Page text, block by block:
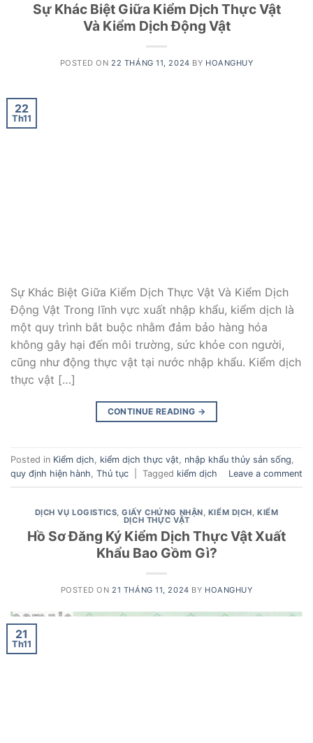
Sự Khác Biệt Giữa Kiểm Dịch Thực Vật
Và Kiểm Dịch Động Vật
POSTED ON22 THÁNG 11, 2024 BY HOANGHUY
22
Th11
Sự Khác Biệt Giữa Kiểm Dịch Thực Vật Và Kiểm Dịch
Động Vật Trong lĩnh vực xuất nhập khẩu, kiểm dịch là
một quy trình bắt buộc nhằm đảm bảo hàng hóa
không gây hại đến môi trường, sức khỏe con người,
cũng như động thực vật tại nước nhập khẩu. Kiểm dịch
thực vật […]
CONTINUE READING →
Posted in Kiểm dịch kiểm dịch thực vật nhập khẩu thủy sản sống
quy định hiện hành Thủ tục Tagged kiểm dịch Leave a comment
DỊCH VỤ LOGISTICS ,GIẤY CHỨNG NHẬN KIỂM DỊCH ,KIỂM
DỊCH THỰC VẬT
Hồ Sơ Đăng Ký Kiểm Dịch Thực Vật Xuất
Khẩu Bao Gồm Gì?
POSTED ON21 THÁNG 11, 2024 BY HOANGHUY
21
Th11